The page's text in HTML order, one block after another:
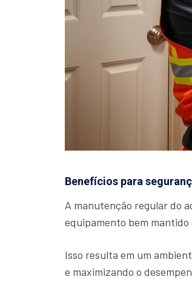
Benefícios para
A manutenção regular do
equipamento bem
Isso resulta em um
e maximizando o